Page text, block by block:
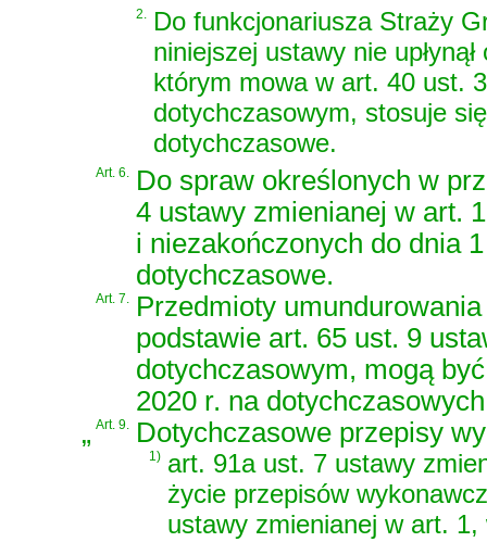
2.
Do funkcjonariusza Straży
niniejszej ustawy nie
którym mowa w art. 40 ust.
dotychczasowym, stosuje
dotychczasowe.
Art. 6.
Do spraw określonych w
4 ustawy zmienianej w art.
i niezakończonych do dnia
dotychczasowe.
Art. 7.
Przedmioty
podstawie art. 65 ust. 9
dotychczasowym, mogą
2020 r. na
„Art. 9. Dotychczasowe przepisy
1) art. 91a ust. 7 ustawy
życie przepisów
ustawy zmienianej w art.